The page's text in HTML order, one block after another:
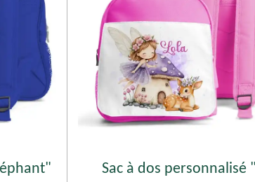
Sac à dos personnalisé